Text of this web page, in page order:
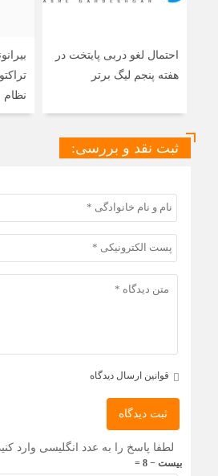
احتمال لغو دربی پایتخت در
هفته پنجم لیگ برتر
نظام
ثبت نقد و بررسی:
قوانین ارسال دیدگاه
ثبت دیدگاه
لطفا پاسخ را به عدد انگلیسی وارد
بیست − 8 =